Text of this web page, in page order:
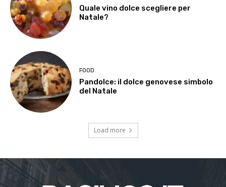
Quale vino dolce scegliere per
Natale?
FOOD
Pandolce: il dolce genovese simbolo
del Natale
Load more